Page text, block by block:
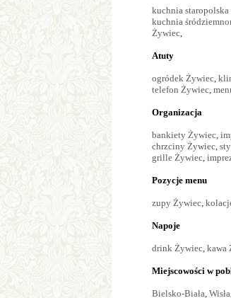
kuchnia
kuchnia
Żywiec,
Atuty
ogródek Żywiec,
telefon Żywiec,
Organizacja
bankiety Żywiec,
chrzciny Żywiec,
grille Żywiec,
Pozycje menu
zupy Żywiec,
Napoje
drink Żywiec, kawa
Miejscowości w
Bielsko-Biała, Wisła